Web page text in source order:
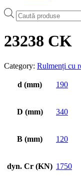
Products
search
23238 CK
Category: Rulmenți cu
d (mm) 190
D (mm) 340
B (mm) 120
dyn. Cr (KN) 1750